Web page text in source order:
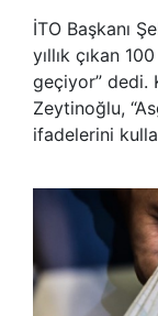
İTO Başkanı
yıllık çıkan
geçiyor” dedi.
Zeytinoğlu,
ifadelerini